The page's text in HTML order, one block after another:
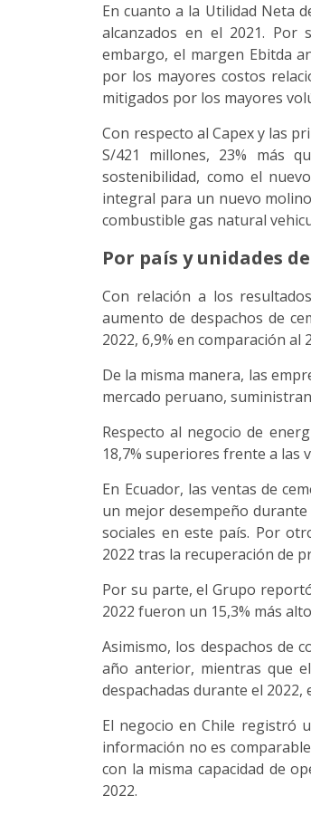
En cuanto a la Utilidad Neta
alcanzados en el 2021.
embargo, el margen Ebitda
por los mayores costos
mitigados por los mayores
Con respecto al Capex y las
S/421 millones, 23% más
sostenibilidad, como el
integral para un nuevo
combustible gas natural
Por país y unidades
Con relación a los
aumento de despachos de
2022, 6,9% en comparación al
De la misma manera, las
mercado peruano,
Respecto al negocio de
18,7% superiores frente a las
En Ecuador, las ventas de
un mejor desempeño
sociales en este país. Por
2022 tras la recuperación de
Por su parte, el Grupo
2022 fueron un 15,3% más
Asimismo, los despachos de
año anterior, mientras que
despachadas durante el 2022,
El negocio en Chile registró
información no es
con la misma capacidad de
2022.